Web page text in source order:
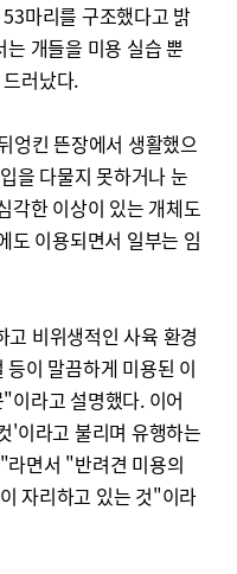
마리를 구조했다고 밝
개들을 미용 실습 뿐
러났다.
엉킨 뜬장에서 생활했으
을 다물지 못하거나 눈
각한 이상이 있는 개체도
도 이용되면서 일부는 임
비위생적인 사육 환경
이 말끔하게 미용된 이
이라고 설명했다. 이어
'이라고 불리며 유행하는
면서 "반려견 미용의
자리하고 있는 것"이라